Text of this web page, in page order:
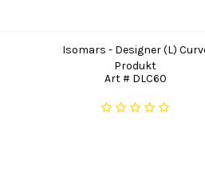
Isomars - Designer (L)
Produkt
Art # DLC60